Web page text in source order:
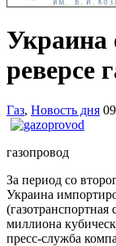
Украина
реверсе
Газ, Новость дня
газопровод
За период со
Украина
миллиона
пресс-служба